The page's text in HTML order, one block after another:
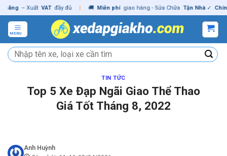
Skip
to
content
– Xuất VAT đầy đủ | 🚚 Miễn phí giao hàng - Sửa Chữa Tận Nhà ✓ Chính
MENU
Tìm
kiếm:
TIN TỨC
Top 5 Xe Đạp Ngãi Giao Thể Thao
Giá Tốt Tháng 8, 2022
Anh Huỳnh